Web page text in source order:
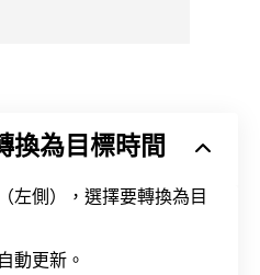
換為目標時間
左側），選擇要轉換為目
動更新。